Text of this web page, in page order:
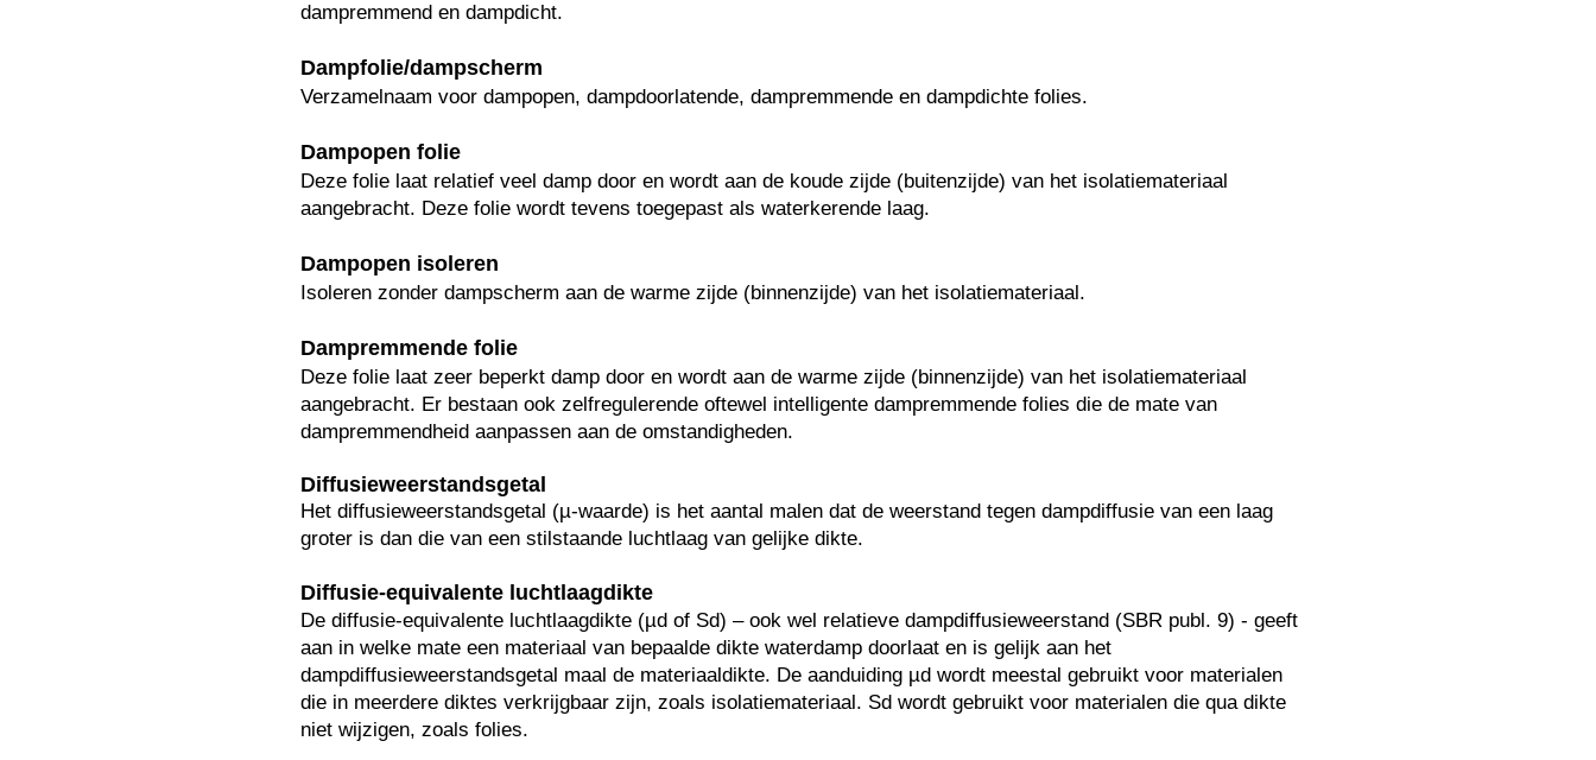
dampremmend en dampdicht.
Dampfolie/dampscherm
Verzamelnaam voor dampopen, dampdoorlatende, dampremmende en dampdichte folies.
Dampopen folie
Deze folie laat relatief veel damp door en wordt aan de koude zijde (buitenzijde) van het isolatiemateriaal
aangebracht. Deze folie wordt tevens toegepast als waterkerende laag.
Dampopen isoleren
Isoleren zonder dampscherm aan de warme zijde (binnenzijde) van het isolatiemateriaal.
Dampremmende folie
Deze folie laat zeer beperkt damp door en wordt aan de warme zijde (binnenzijde) van het isolatiemateriaal
aangebracht. Er bestaan ook zelfregulerende oftewel intelligente dampremmende folies die de mate van
dampremmendheid aanpassen aan de omstandigheden.
Diffusieweerstandsgetal
Het diffusieweerstandsgetal (µ-waarde) is het aantal malen dat de weerstand tegen dampdiffusie van een laag
groter is dan die van een stilstaande luchtlaag van gelijke dikte.
Diffusie-equivalente luchtlaagdikte
De diffusie-equivalente luchtlaagdikte (µd of Sd) – ook wel relatieve dampdiffusieweerstand (SBR publ. 9) - geeft
aan in welke mate een materiaal van bepaalde dikte waterdamp doorlaat en is gelijk aan het
dampdiffusieweerstandsgetal maal de materiaaldikte. De aanduiding µd wordt meestal gebruikt voor materialen
die in meerdere diktes verkrijgbaar zijn, zoals isolatiemateriaal. Sd wordt gebruikt voor materialen die qua dikte
niet wijzigen, zoals folies.